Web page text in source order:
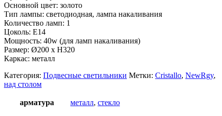
Основной цвет: золото
Тип лампы: светодиодная, лампа накаливания
Количество ламп: 1
Цоколь: E14
Мощность: 40w (для ламп накаливания)
Размер: Ø200 x H320
Каркас: металл
Категория: Подвесные светильники Метки: Cristallo, NewRgy,
над столом
арматура металл, стекло